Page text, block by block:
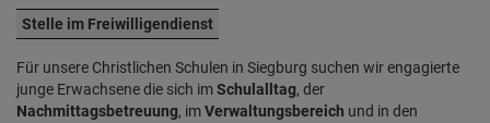
Stelle im Freiwilligendienst
Für unsere Christlichen Schulen in Siegburg suchen wir engagierte
junge Erwachsene die sich imSchulalltag, der
Nachmittagsbetreuung, imVerwaltungsbereich und in den